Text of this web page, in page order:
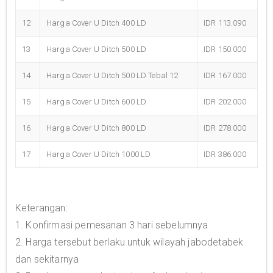
12 Harga Cover U Ditch 400 LD IDR 113.090
13 Harga Cover U Ditch 500 LD IDR 150.000
14 Harga Cover U Ditch 500 LD Tebal 12 IDR 167.000
15 Harga Cover U Ditch 600 LD IDR 202.000
16 Harga Cover U Ditch 800 LD IDR 278.000
17 Harga Cover U Ditch 1000 LD IDR 386.000
Keterangan:
1. Konfirmasi pemesanan 3 hari sebelumnya
2. Harga tersebut berlaku untuk wilayah jabodetabek
dan sekitarnya